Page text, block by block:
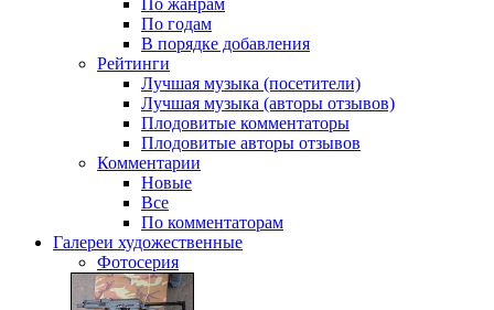
По годам
В порядке добавления
Рейтинги
Лучшая музыка (посетители)
Лучшая музыка (авторы отзывов)
Плодовитые комментаторы
Плодовитые авторы отзывов
Комментарии
Новые
Все
По комментаторам
Галереи художественные
Фотосерия